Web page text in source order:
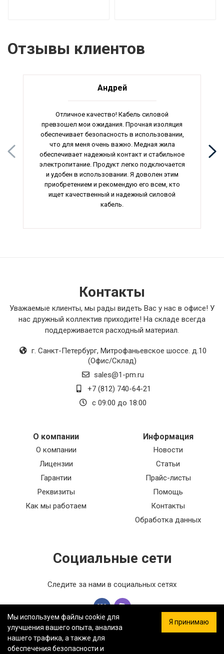
Отзывы клиентов
Андрей
Отличное качество! Кабель силовой
превзошел мои ожидания. Прочная изоляция
обеспечивает безопасность в использовании,
что для меня очень важно. Медная жила
обеспечивает надежный контакт и стабильное
электропитание. Продукт легко подключается
и удобен в использовании. Я доволен этим
приобретением и рекомендую его всем, кто
ищет качественный и надежный силовой
кабель.
Контакты
Уважаемые клиенты, мы рады видеть Вас у нас в офисе! У
нас дружный коллектив приходите! На складе всегда
поддерживается расходный материал.
г. Санкт-Петербург, Митрофаньевское шоссе. д.10
(Офис/Склад)
sales@1-pm.ru
+7 (812) 740-64-21
с 09:00 до 18:00
О компании
О компании
Лицензии
Гарантии
Реквизиты
Как мы работаем
Информация
Новости
Статьи
Прайс-листы
Помощь
Контакты
Обработка данных
Социальные сети
Следите за нами в социальных сетях
Мы используем файлы cookie для
улучшения вашего опыта, анализа
нашего трафика, а также для
обеспечения безопасности и
Я принимаю